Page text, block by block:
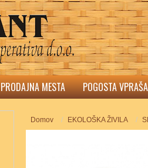
PRODAJNA MESTA POGOSTA
Domov EKOLOŠKA ŽIVILA